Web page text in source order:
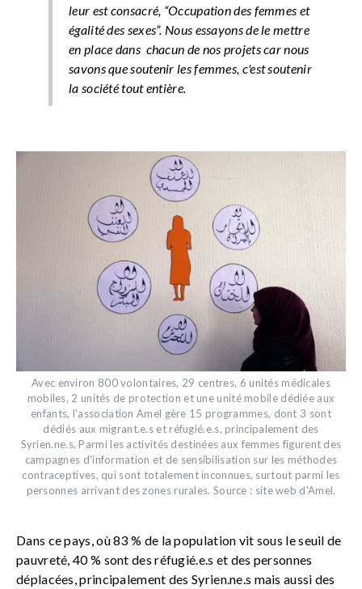
leur est consacré, “Occupation des femmes et
égalité des sexes”. Nous essayons de le mettre
en place dans chacun de nos projets car nous
savons que soutenir les femmes, c'est soutenir
la société tout entière.
Avec environ 800 volontaires, 29 centres, 6 unités médicales
mobiles, 2 unités de protection et une unité mobile dédiée aux
enfants, l'association Amel gère 15 programmes, dont 3 sont
dédiés aux migrant.e.s et réfugié.e.s, principalement des
Syrien.ne.s. Parmi les activités destinées aux femmes figurent des
campagnes d'information et de sensibilisation sur les méthodes
contraceptives, qui sont totalement inconnues, surtout parmi les
personnes arrivant des zones rurales. Source : site web d'Amel.
Dans ce pays, où 83 % de la population vit sous le seuil de
pauvreté, 40 % sont des réfugié.e.s et des personnes
déplacées, principalement des Syrien.ne.s mais aussi des